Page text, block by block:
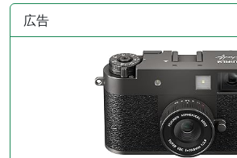
広告